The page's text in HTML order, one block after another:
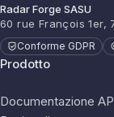
Radar Forge SASU
60 rue François 1er,
Conforme GDPR
Prodotto
Documentazione